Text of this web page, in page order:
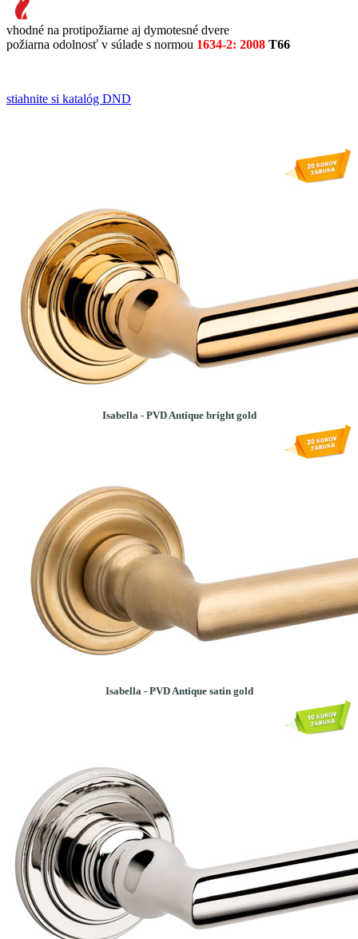
vhodné na protipožiarne aj dymotesné dvere
požiarna odolnosť v súlade s normou 1634-2: 2008 T66
stiahnite si katalóg DND
Isabella - PVD Antique bright gold
Isabella - PVD Antique satin gold